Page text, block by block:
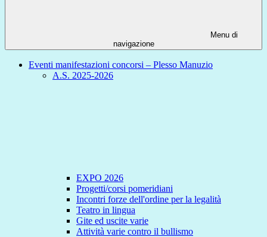
Menu di
navigazione
Eventi manifestazioni concorsi – Plesso Manuzio
A.S. 2025-2026
EXPO 2026
Progetti/corsi pomeridiani
Incontri forze dell'ordine per la legalità
Teatro in lingua
Gite ed uscite varie
Attività varie contro il bullismo